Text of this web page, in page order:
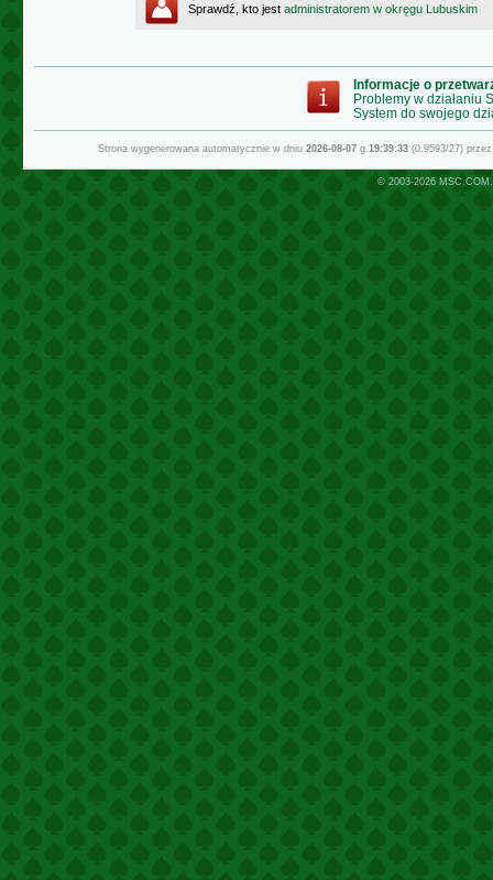
Sprawdź, kto jest administratorem w okręgu Lubuskim
Informacje o
Problemy w działaniu
System do swojego
Strona wygenerowana automatycznie w dniu 2026-08-07g.19:39:33(0.9593/27)
© 2003-2026